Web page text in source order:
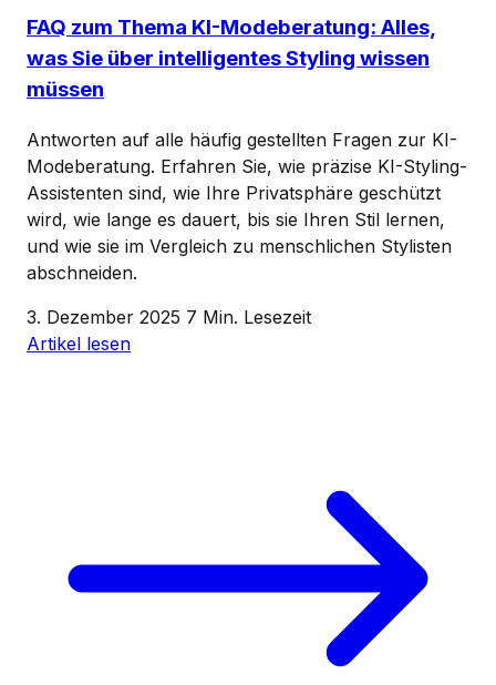
FAQ zum Thema KI-Modeberatung: Alles,
was Sie über intelligentes Styling wissen
müssen
Antworten auf alle häufig gestellten Fragen zur KI-
Modeberatung. Erfahren Sie, wie präzise KI-Styling-
Assistenten sind, wie Ihre Privatsphäre geschützt
wird, wie lange es dauert, bis sie Ihren Stil lernen,
und wie sie im Vergleich zu menschlichen Stylisten
abschneiden.
3. Dezember 2025 7 Min. Lesezeit
Artikel lesen